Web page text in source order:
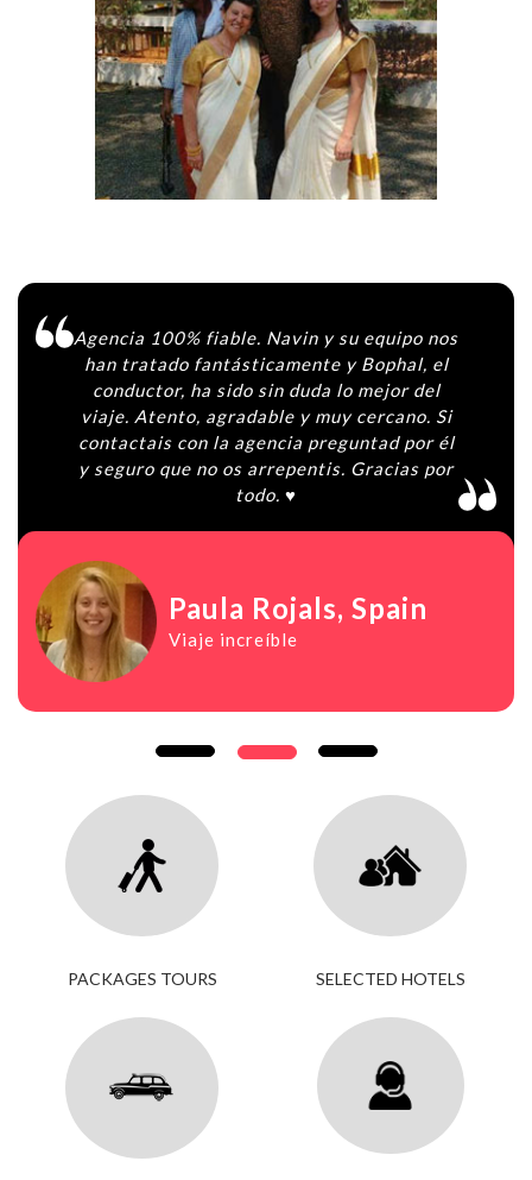
Agencia 100% fiable. Navin y su equipo nos
han tratado fantásticamente y Bophal, el
conductor, ha sido sin duda lo mejor del
viaje. Atento, agradable y muy cercano. Si
contactais con la agencia preguntad por él
y seguro que no os arrepentis. Gracias por
todo. ♥️
Paula Rojals, Spain
Viaje increíble
PACKAGES TOURS SELECTED HOTELS